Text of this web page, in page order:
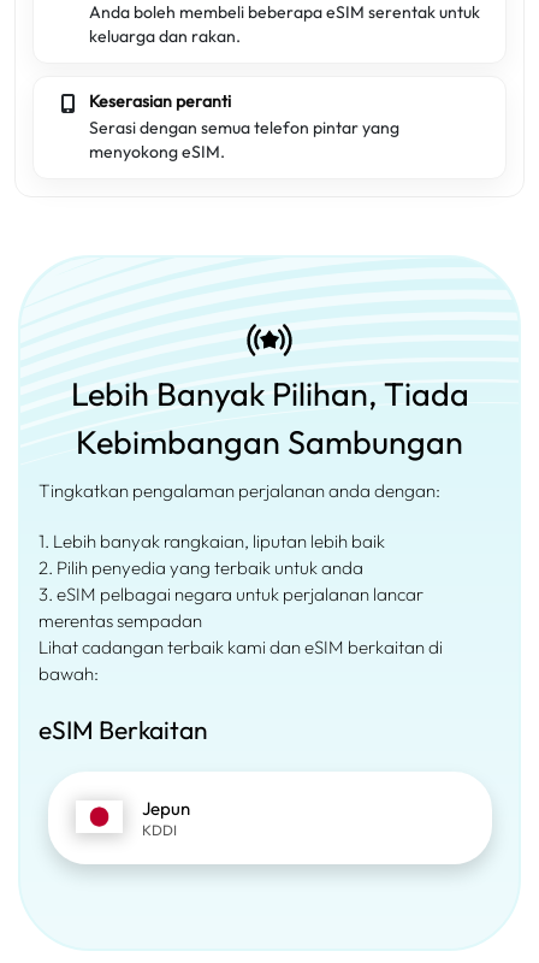
Anda boleh membeli beberapa eSIM serentak untuk
keluarga dan rakan.
Keserasian peranti
Serasi dengan semua telefon pintar yang
menyokong eSIM.
Lebih Banyak Pilihan, Tiada
Kebimbangan Sambungan
Tingkatkan pengalaman perjalanan anda dengan:
1. Lebih banyak rangkaian, liputan lebih baik
2. Pilih penyedia yang terbaik untuk anda
3. eSIM pelbagai negara untuk perjalanan lancar
merentas sempadan
Lihat cadangan terbaik kami dan eSIM berkaitan di
bawah:
eSIM Berkaitan
Jepun
KDDI